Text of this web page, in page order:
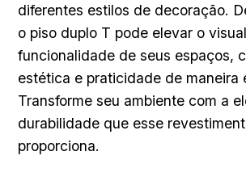
diferentes estilos de decoração.
o piso duplo T pode elevar o
funcionalidade de seus espaços,
estética e praticidade de maneira
Transforme seu ambiente com a
durabilidade que esse
proporciona.